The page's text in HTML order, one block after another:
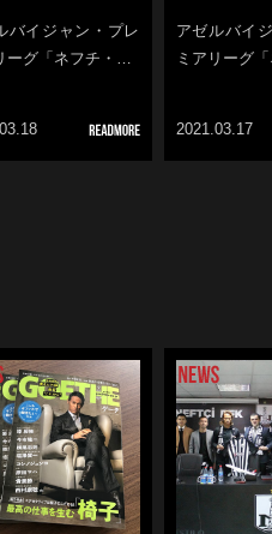
バイジャン・プレ
ーグ「ネフチ・…
アゼルバイ
ミアリーグ
2021.03.17